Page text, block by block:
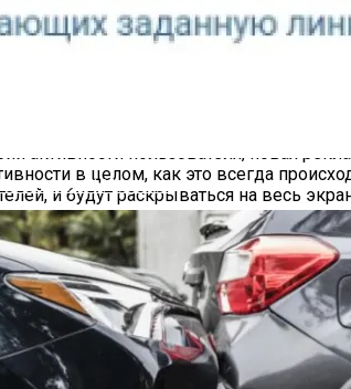
Магазина
для европейских пользователей
сообщает The Wall Street
получат уведомления с
активности пользователя, новая
в целом, как это всегда
и будут раскрываться на весь
давлением со стороны
для таргетинга рекламы,
% выручки (по данным последнего
ЕС по регулированию технологий,
В частности, компании пришлось
Одновременно в открытом письме
персонализированная реклама